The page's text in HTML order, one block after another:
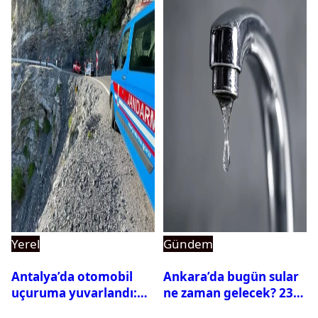
Yerel
Antalya’da otomobil
uçuruma yuvarlandı:
Gündem
Ankara’da bugün sular
ne zaman gelecek? 23